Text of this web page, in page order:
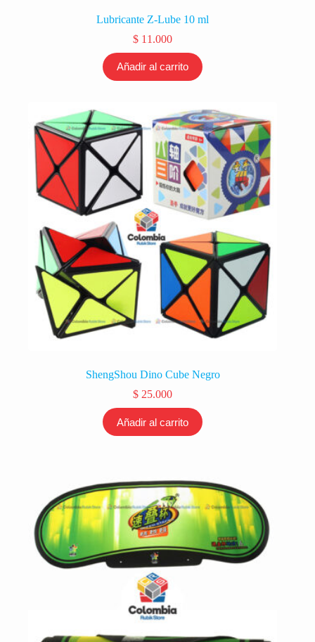
Lubricante Z-Lube 10 ml
$ 11.000
Añadir al carrito
ShengShou Dino Cube Negro
$ 25.000
Añadir al carrito